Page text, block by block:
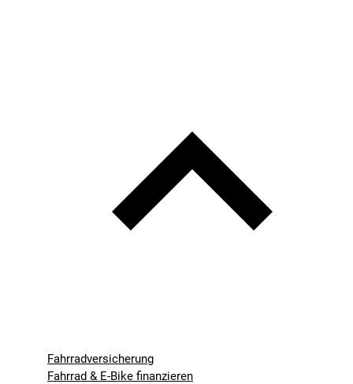
Fahrradversicherung
Fahrrad & E-Bike finanzieren